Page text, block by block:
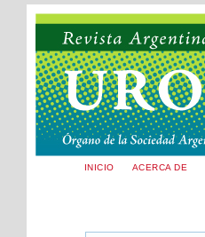
INICIO ACERCA DE